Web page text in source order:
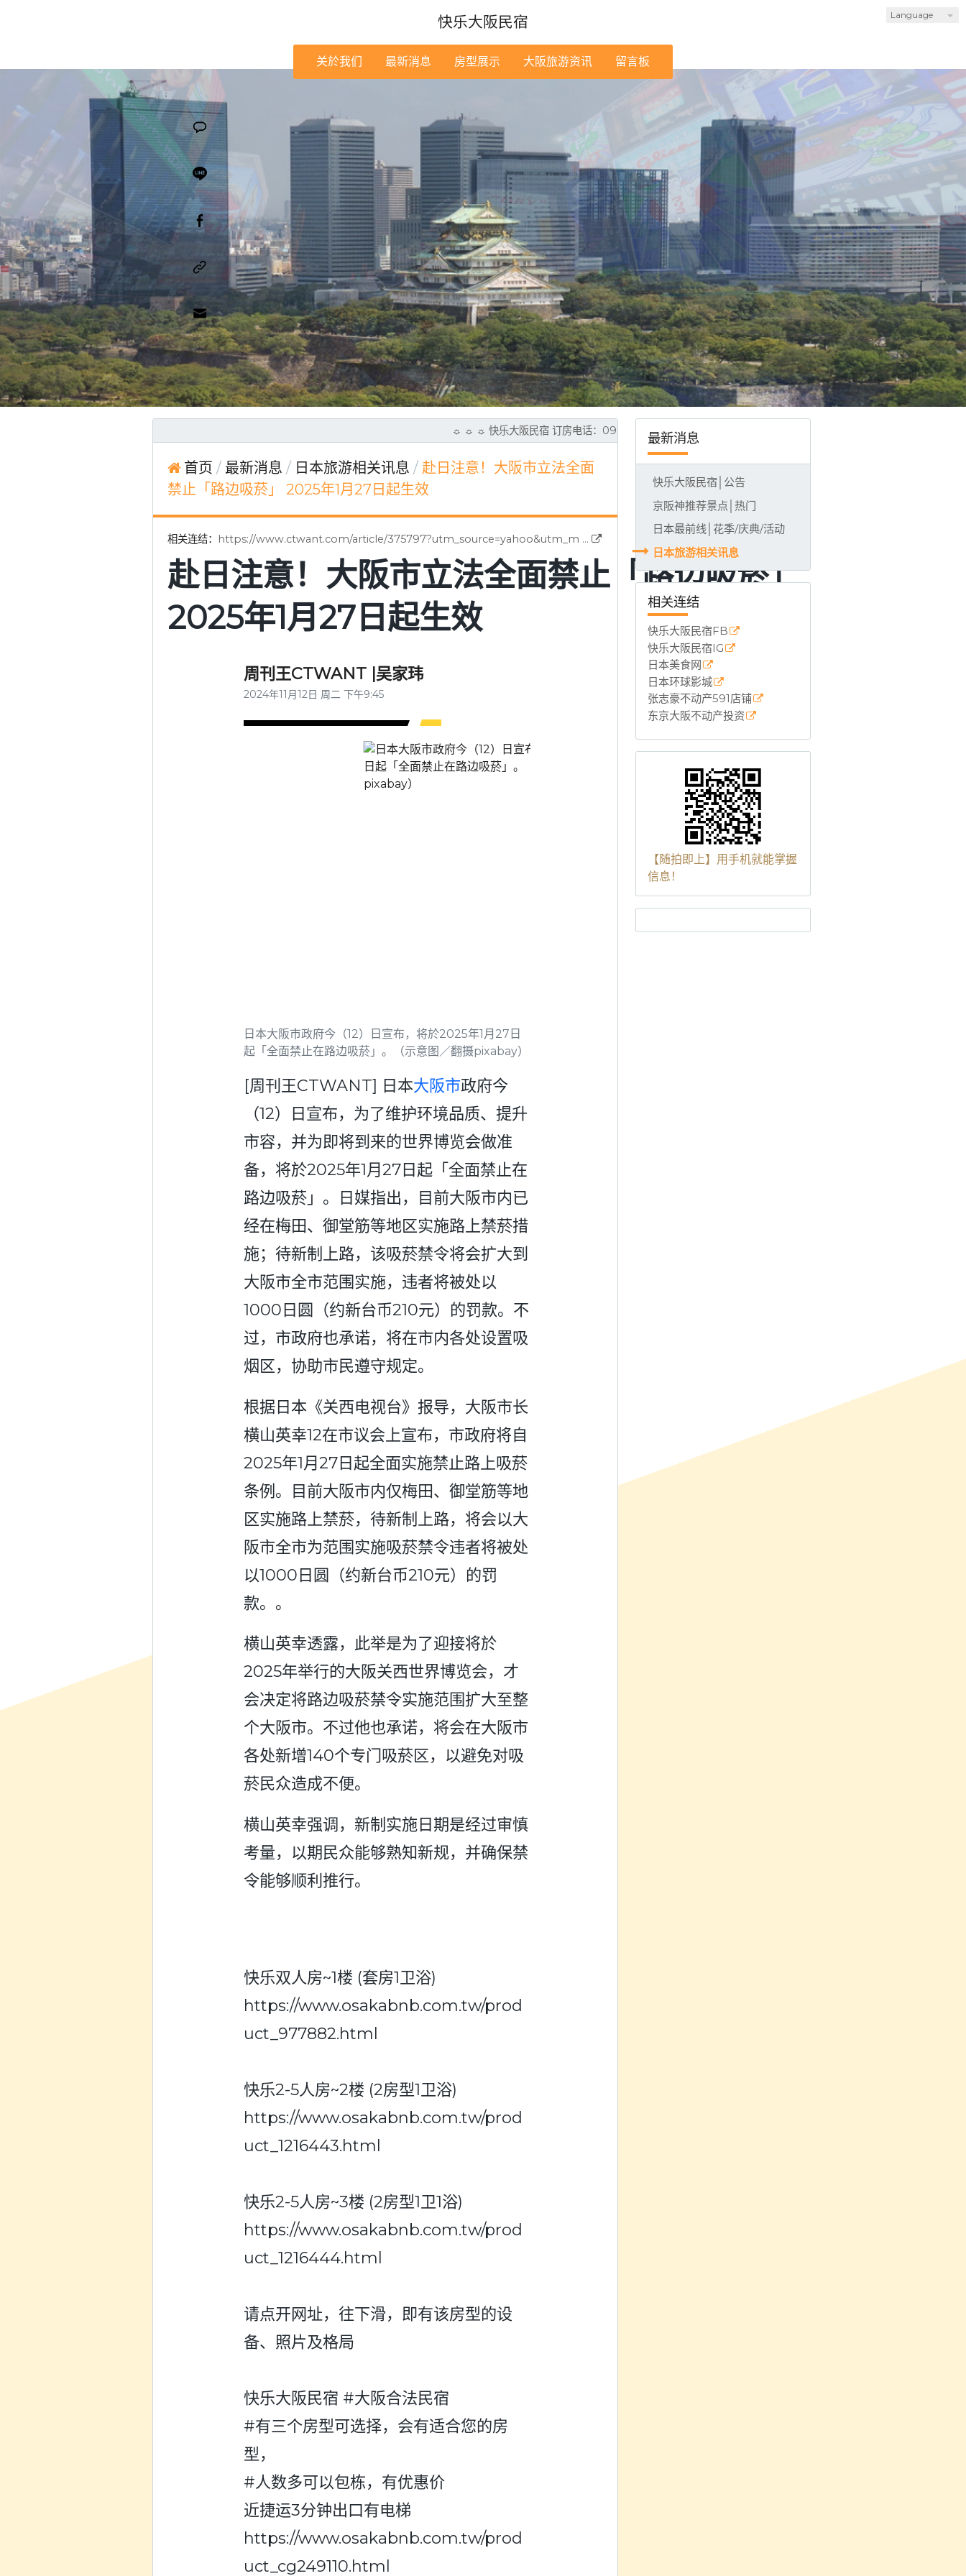
Language
快乐大阪民宿
关於我们 最新消息 房型展示 大阪旅游资讯 留言板
最新消息
快乐大阪民宿│公告
京阪神推荐景点│热门
日本最前线│花季/庆典/活动
日本旅游相关讯息
相关连结
快乐大阪民宿FB
快乐大阪民宿IG
日本美食网
日本环球影城
张志豪不动产591店铺
东京大阪不动产投资
【随拍即上】用手机就能掌握
信息！
☼ ☼ ☼ 快乐大阪民宿 订房电话：0965-233-380 (LINE)，大阪市中心合法民宿，整栋全新装潢，房间整层独立进
首页 最新消息 日本旅游相关讯息
赴日注意！大阪市立法全面
禁止「路边吸菸」 2025年1月27日起生效
相关连结： https://www.ctwant.com/article/375797?utm_source=yahoo&utm_m ...
赴日注意！大阪市立法全面禁止「路边吸菸」
2025年1月27日起生效
周刊王CTWANT |吴家玮
2024年11月12日 周二 下午9:45
日本大阪市政府今（12）日宣布，将於2025年1月27日
起「全面禁止在路边吸菸」。（示意图／翻摄pixabay）
[周刊王CTWANT] 日本大阪市政府今
（12）日宣布，为了维护环境品质、提升
市容，并为即将到来的世界博览会做准
备，将於2025年1月27日起「全面禁止在
路边吸菸」。日媒指出，目前大阪市内已
经在梅田、御堂筋等地区实施路上禁菸措
施；待新制上路，该吸菸禁令将会扩大到
大阪市全市范围实施，违者将被处以
1000日圆（约新台币210元）的罚款。不
过，市政府也承诺，将在市内各处设置吸
烟区，协助市民遵守规定。
根据日本《关西电视台》报导，大阪市长
横山英幸12在市议会上宣布，市政府将自
2025年1月27日起全面实施禁止路上吸菸
条例。目前大阪市内仅梅田、御堂筋等地
区实施路上禁菸，待新制上路，将会以大
阪市全市为范围实施吸菸禁令违者将被处
以1000日圆（约新台币210元）的罚
款。。
横山英幸透露，此举是为了迎接将於
2025年举行的大阪关西世界博览会，才
会决定将路边吸菸禁令实施范围扩大至整
个大阪市。不过他也承诺，将会在大阪市
各处新增140个专门吸菸区，以避免对吸
菸民众造成不便。
横山英幸强调，新制实施日期是经过审慎
考量，以期民众能够熟知新规，并确保禁
令能够顺利推行。
快乐双人房~1楼 (套房1卫浴)
https://www.osakabnb.com.tw/prod
uct_977882.html
快乐2-5人房~2楼 (2房型1卫浴)
https://www.osakabnb.com.tw/prod
uct_1216443.html
快乐2-5人房~3楼 (2房型1卫1浴)
https://www.osakabnb.com.tw/prod
uct_1216444.html
请点开网址，往下滑，即有该房型的设
备、照片及格局
快乐大阪民宿 #大阪合法民宿
#有三个房型可选择，会有适合您的房
型，
#人数多可以包栋，有优惠价
近捷运3分钟出口有电梯
https://www.osakabnb.com.tw/prod
uct_cg249110.html